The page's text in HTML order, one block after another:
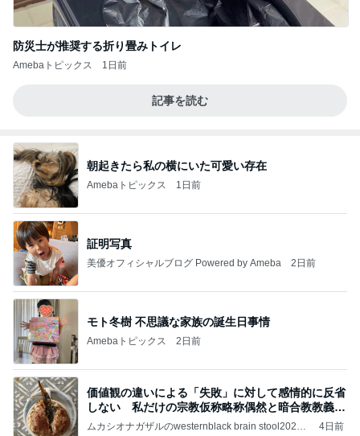
防災士が推奨する折り畳みトイレ
Amebaトピックス 1日前
記事を読む
朝起きたら私の横にいた可愛い存在
Amebaトピックス 1日前
証明写真
美優オフィシャルブログ Powered by Ameba 2日前
モト冬樹 不思議な家族の誕生日事情
Amebaトピックス 2日前
価値観の違いによる「失敗」に対して感情的に反省
しない 私だけの宗教仮称略称偶然と暗合教教義候
補
ムカシオナガザルのwesternblack brain stool2024
4日前